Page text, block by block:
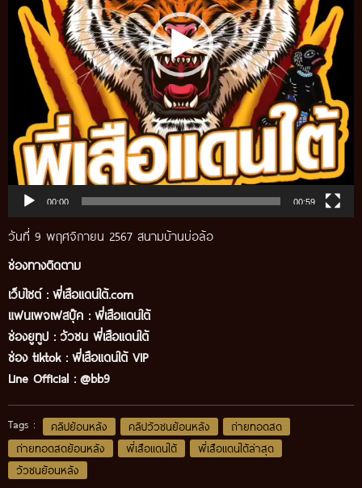
00:00 00:59
วันที่ 9 พฤศจิกายน 2567 สนามบ้านบ่อล้อ
ช่องทางติดตาม
เว็บไซต์ : พี่เสือแดนใต้.com
แฟนเพจเฟสบุ๊ค : พี่เสือแดนใต้
ช่องยูทูป : วัวชน พี่เสือแดนใต้
ช่อง tiktok : พี่เสือแดนใต้ VIP
Line Official : @bb9
Tags : คลิปย้อนหลัง คลิปวัวชนย้อนหลัง
ถ่ายทอดสด
ถ่ายทอดสดย้อนหลัง
พี่เสือแดนใต้
พี่เสือแดนใต้ล่าสุด
วัวชนย้อนหลัง